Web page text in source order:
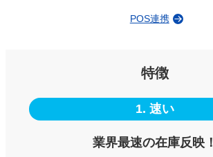
POS連携
特徴
1. 速い
業界最速の在庫反映！